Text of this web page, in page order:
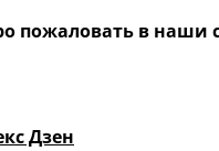
пожаловать в наши
Дзен